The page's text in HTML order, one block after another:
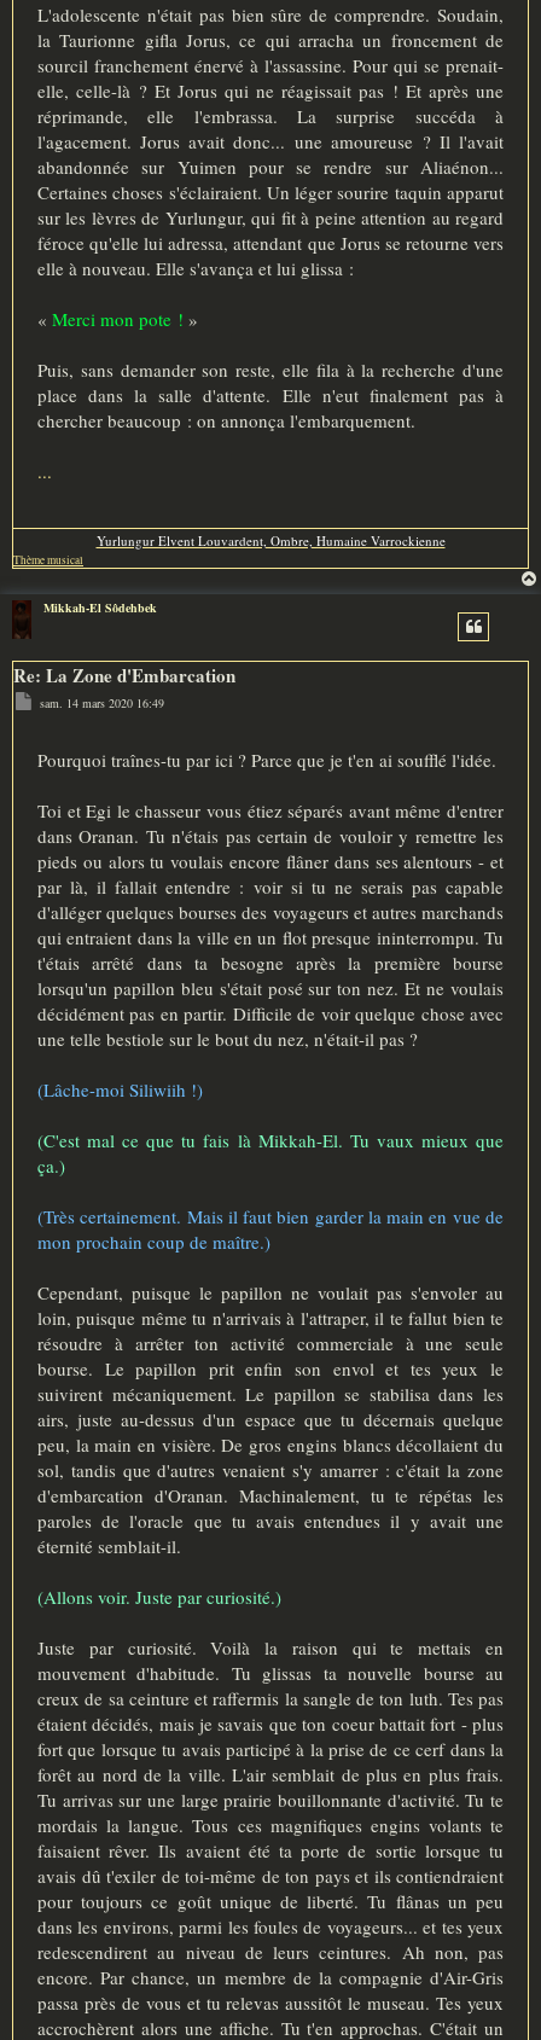
L'adolescente n'était pas bien sûre de comprendre. Soudain,
la Taurionne gifla Jorus, ce qui arracha un froncement de
sourcil franchement énervé à l'assassine. Pour qui se prenait-
elle, celle-là ? Et Jorus qui ne réagissait pas ! Et après une
réprimande, elle l'embrassa. La surprise succéda à
l'agacement. Jorus avait donc... une amoureuse ? Il l'avait
abandonnée sur Yuimen pour se rendre sur Aliaénon...
Certaines choses s'éclairaient. Un léger sourire taquin apparut
sur les lèvres de Yurlungur, qui fit à peine attention au regard
féroce qu'elle lui adressa, attendant que Jorus se retourne vers
elle à nouveau. Elle s'avança et lui glissa :
« Merci mon pote ! »
Puis, sans demander son reste, elle fila à la recherche d'une
place dans la salle d'attente. Elle n'eut finalement pas à
chercher beaucoup : on annonça l'embarquement.
...
Yurlungur Elvent Louvardent, Ombre, Humaine Varrockienne
Thème musical
Mikkah-El Sôdehbek
Re: La Zone d'Embarcation
M
e
a
g
sam. 14 mars 2020 16:49
Pourquoi traînes-tu par ici ? Parce que je t'en ai soufflé l'idée.
Toi et Egi le chasseur vous étiez séparés avant même d'entrer
dans Oranan. Tu n'étais pas certain de vouloir y remettre les
pieds ou alors tu voulais encore flâner dans ses alentours - et
par là, il fallait entendre : voir si tu ne serais pas capable
d'alléger quelques bourses des voyageurs et autres marchands
qui entraient dans la ville en un flot presque ininterrompu. Tu
t'étais arrêté dans ta besogne après la première bourse
lorsqu'un papillon bleu s'était posé sur ton nez. Et ne voulais
décidément pas en partir. Difficile de voir quelque chose avec
une telle bestiole sur le bout du nez, n'était-il pas ?
(Lâche-moi Siliwiih !)
(C'est mal ce que tu fais là Mikkah-El. Tu vaux mieux que
ça.)
(Très certainement. Mais il faut bien garder la main en vue de
mon prochain coup de maître.)
Cependant, puisque le papillon ne voulait pas s'envoler au
loin, puisque même tu n'arrivais à l'attraper, il te fallut bien te
résoudre à arrêter ton activité commerciale à une seule
bourse. Le papillon prit enfin son envol et tes yeux le
suivirent mécaniquement. Le papillon se stabilisa dans les
airs, juste au-dessus d'un espace que tu décernais quelque
peu, la main en visière. De gros engins blancs décollaient du
sol, tandis que d'autres venaient s'y amarrer : c'était la zone
d'embarcation d'Oranan. Machinalement, tu te répétas les
paroles de l'oracle que tu avais entendues il y avait une
éternité semblait-il.
(Allons voir. Juste par curiosité.)
Juste par curiosité. Voilà la raison qui te mettais en
mouvement d'habitude. Tu glissas ta nouvelle bourse au
creux de sa ceinture et raffermis la sangle de ton luth. Tes pas
étaient décidés, mais je savais que ton coeur battait fort - plus
fort que lorsque tu avais participé à la prise de ce cerf dans la
forêt au nord de la ville. L'air semblait de plus en plus frais.
Tu arrivas sur une large prairie bouillonnante d'activité. Tu te
mordais la langue. Tous ces magnifiques engins volants te
faisaient rêver. Ils avaient été ta porte de sortie lorsque tu
avais dû t'exiler de toi-même de ton pays et ils contiendraient
pour toujours ce goût unique de liberté. Tu flânas un peu
dans les environs, parmi les foules de voyageurs... et tes yeux
redescendirent au niveau de leurs ceintures. Ah non, pas
encore. Par chance, un membre de la compagnie d'Air-Gris
passa près de vous et tu relevas aussitôt le museau. Tes yeux
accrochèrent alors une affiche. Tu t'en approchas. C'était un